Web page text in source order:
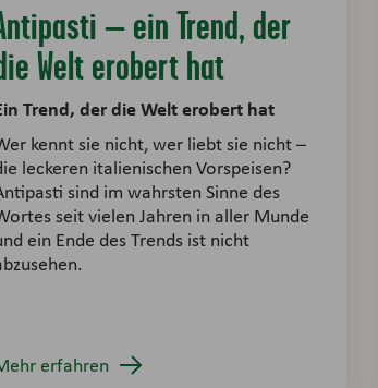
– ein Trend, der
Welt erobert hat
Trend, der die Welt erobert hat
kennt sie nicht, wer liebt sie nicht –
leckeren italienischen Vorspeisen?
sind im wahrsten Sinne des
seit vielen Jahren in aller Munde
ein Ende des Trends ist nicht
erfahren